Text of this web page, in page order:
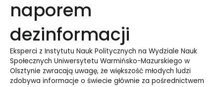
naporem
dezinformacji
Eksperci z Instytutu Nauk Politycznych na Wydziale Nauk
Społecznych Uniwersytetu Warmińsko-Mazurskiego w
Olsztynie zwracają uwagę, że większość młodych ludzi
zdobywa informacje o świecie głównie za pośrednictwem